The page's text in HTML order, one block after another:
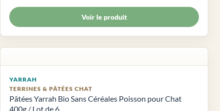
Voir le produit
YARRAH
TERRINES & PÂTÉES CHAT
Pâtées Yarrah Bio Sans Céréales Poisson pour Chat
400g / Lot de 6